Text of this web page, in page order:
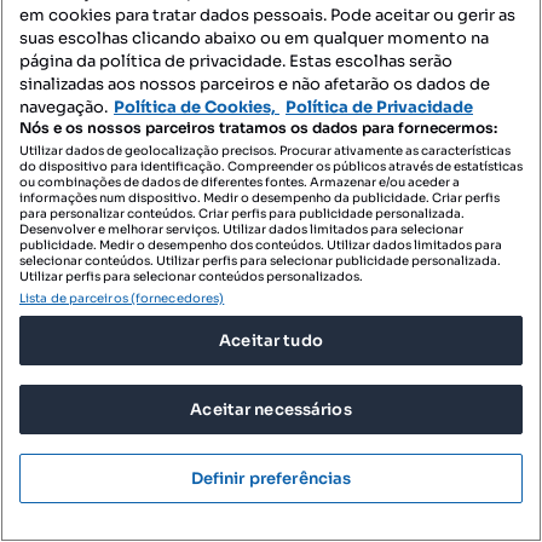
Remax Grupo Elite
Profissional
460 000 €
Moradia Familiar T3 com Espaço Exterior na
em cookies para tratar dados pessoais. Pode aceitar ou gerir as
suas escolhas clicando abaixo ou em qualquer momento na
página da política de privacidade. Estas escolhas serão
sinalizadas aos nossos parceiros e não afetarão os dados de
navegação. Política de Cookies, Política de Privacidade
Nós e os nossos parceiros tratamos os dados para fornecermos:
Utilizar dados de geolocalização precisos. Procurar ativamente as características
do dispositivo para identificação. Compreender os públicos através de estatísticas
ou combinações de dados de diferentes fontes. Armazenar e/ou aceder a
informações num dispositivo. Medir o desempenho da publicidade. Criar perfis
para personalizar conteúdos. Criar perfis para publicidade personalizada.
Desenvolver e melhorar serviços. Utilizar dados limitados para selecionar
publicidade. Medir o desempenho dos conteúdos. Utilizar dados limitados para
selecionar conteúdos. Utilizar perfis para selecionar publicidade personalizada.
Utilizar perfis para selecionar conteúdos personalizados.
Lista de parceiros (fornecedores)
Aceitar tudo
Aceitar necessários
Definir preferências